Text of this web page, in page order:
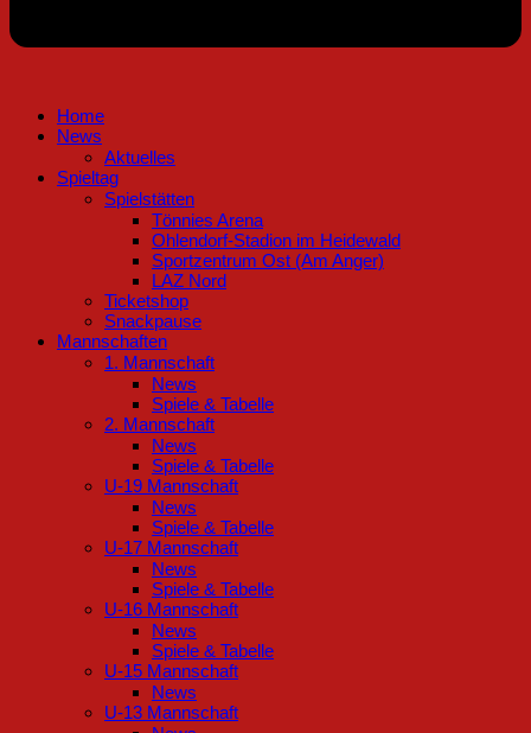
Home
News
Aktuelles
Spieltag
Spielstätten
Tönnies Arena
Ohlendorf-Stadion im Heidewald
Sportzentrum Ost (Am Anger)
LAZ Nord
Ticketshop
Snackpause
Mannschaften
1. Mannschaft
News
Spiele & Tabelle
2. Mannschaft
News
Spiele & Tabelle
U-19 Mannschaft
News
Spiele & Tabelle
U-17 Mannschaft
News
Spiele & Tabelle
U-16 Mannschaft
News
Spiele & Tabelle
U-15 Mannschaft
News
U-13 Mannschaft